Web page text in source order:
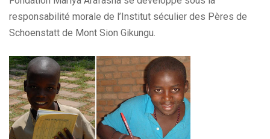
responsabilité morale de l’Institut séculier des Pères de
Schoenstatt de Mont Sion Gikungu.